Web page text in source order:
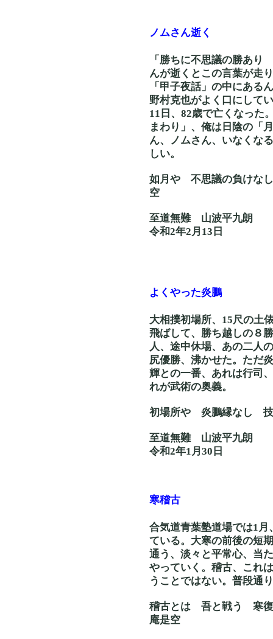
ノムさん逝く
「勝ちに不思議の勝あ
んが逝くとこの言葉が走
「甲子夜話」の中にある
野村克也がよく口にして
11日、82歳で亡くなった
まわり」、俺は日陰の「
ん、ノムさん、いなくな
しい。
如月や 不思議の
空
至道無難 山波平九朗
令和2年2月13日
よくやった炎鵬
大相撲初場所、15尺の土
飛ばして、勝ち越しの８
人、途中休場、あの二人
尻優勝、沸かせた。ただ
輝との一番、あれは行司
れが武術の奥義。
初場所や 炎鵬縁
至道無難 山波平九朗
令和2年1月30日
寒稽古
合気道青葉塾道場では1
ている。大寒の前後の短
通う、淡々と平常心、当
やっていく。稽古、これ
うことではない。普段通
稽古とは 吾と戦う
庵是空